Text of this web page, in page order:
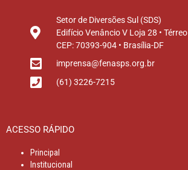
Setor de Diversões Sul (SDS)
Edifício Venâncio V Loja 28 • Térreo
CEP: 70393-904 • Brasília-DF
imprensa@fenasps.org.br
(61) 3226-7215
ACESSO RÁPIDO
Principal
Institucional